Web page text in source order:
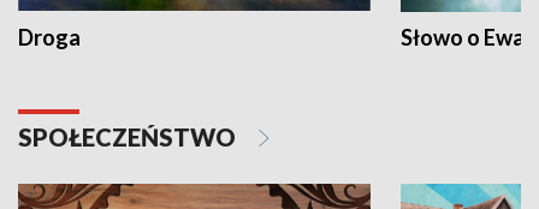
Droga Słowo o
SPOŁECZEŃSTWO